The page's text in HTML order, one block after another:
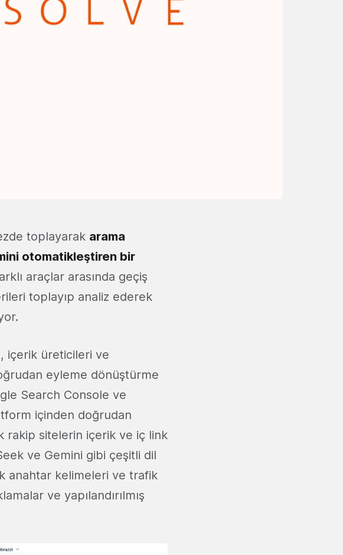
toplayarak arama
otomatikleştiren bir
araçlar arasında geçiş
toplayıp analiz ederek
içerik üreticileri ve
eyleme dönüştürme
Search Console ve
içinden doğrudan
rakip sitelerin içerik ve iç link
ve Gemini gibi çeşitli dil
anahtar kelimeleri ve trafik
ve yapılandırılmış